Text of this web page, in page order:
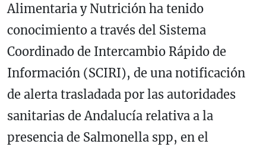
Alimentaria y Nutrición ha tenido
conocimiento a través del Sistema
Coordinado de Intercambio Rápido de
Información (SCIRI), de una notificación
de alerta trasladada por las autoridades
sanitarias de Andalucía relativa a la
presencia de Salmonella spp, en el